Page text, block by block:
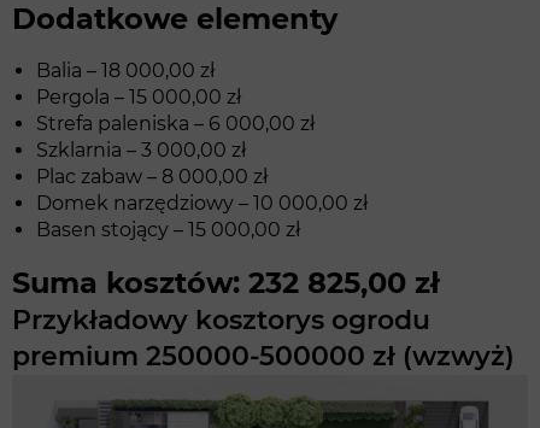
Dodatkowe elementy
Balia – 18 000,00 zł
Pergola – 15 000,00 zł
Strefa paleniska – 6 000,00 zł
Szklarnia – 3 000,00 zł
Plac zabaw – 8 000,00 zł
Domek narzędziowy – 10 000,00 zł
Basen stojący – 15 000,00 zł
Suma kosztów: 232 825,00 zł
Przykładowy kosztorys ogrodu
premium 250000-500000 zł (wzwyż)